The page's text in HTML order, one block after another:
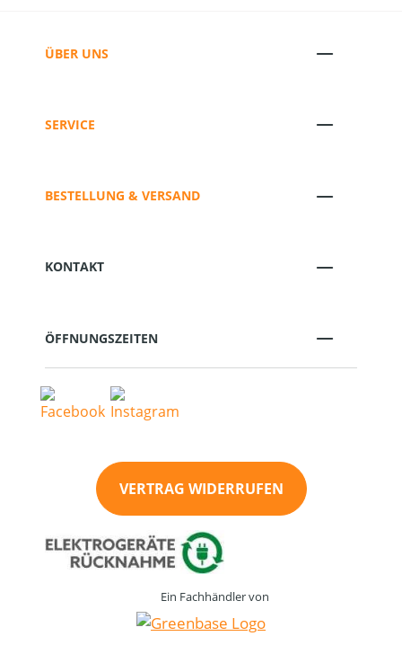
ÜBER UNS
SERVICE
BESTELLUNG & VERSAND
KONTAKT
ÖFFNUNGSZEITEN
VERTRAG WIDERRUFEN
Ein Fachhändler von